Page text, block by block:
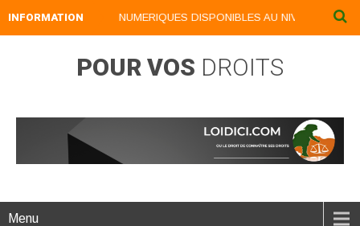
INFORMATIONNOS LIVRES NUMERIQUES DISPONIBLES AU NIVEAU DU
POUR VOS DROITS
Menu